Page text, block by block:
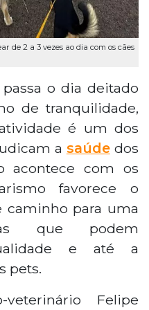
de 2 a 3 vezes ao dia com os cães
o dia deitado
de tranquilidade,
é um dos
a saúdedos
acontece com os
favorece o
caminho para uma
que podem
e até a
pets.
Felipe